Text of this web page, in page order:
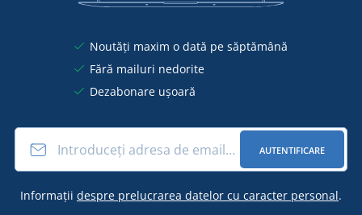
Noutăți maxim o dată pe săptămână
Fără mailuri nedorite
Dezabonare ușoară
AUTENTIFICARE
Informații despre prelucrarea datelor cu caracter personal.